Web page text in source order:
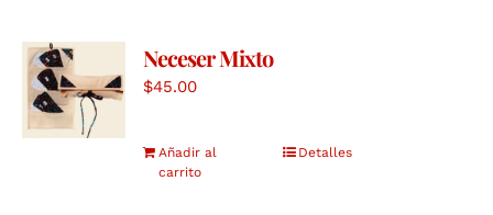
Neceser Mixto
$45.00
Añadir al
carrito
Detalles